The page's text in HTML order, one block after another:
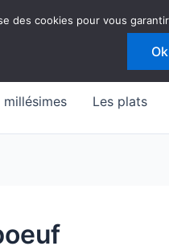
millésimes Les plats
des cookies pour vous
Ok